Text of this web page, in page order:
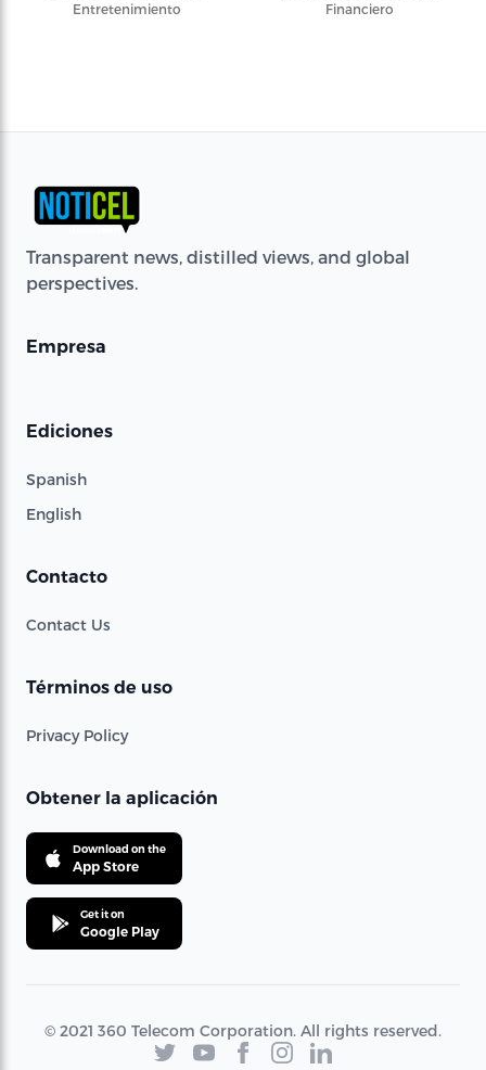
Entretenimiento
Financiero
Transparent news, distilled views, and global
perspectives.
Empresa
Ediciones
Spanish
English
Contacto
Contact Us
Términos de uso
Privacy Policy
Obtener la aplicación
Download on the
App Store
Get it on
Google Play
© 2021 360 Telecom Corporation. All rights reserved.